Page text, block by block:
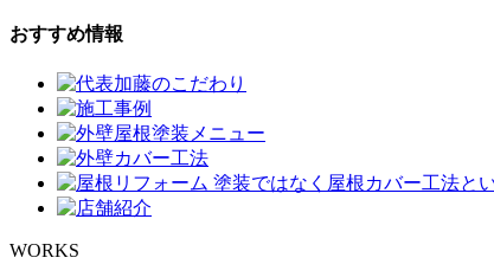
おすすめ情報
WORKS